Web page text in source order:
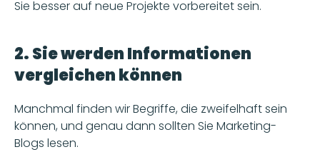
Sie besser auf neue Projekte vorbereitet sein.
2. Sie werden Informationen
vergleichen können
Manchmal finden wir Begriffe, die zweifelhaft sein
können, und genau dann sollten Sie Marketing-
Blogs lesen.